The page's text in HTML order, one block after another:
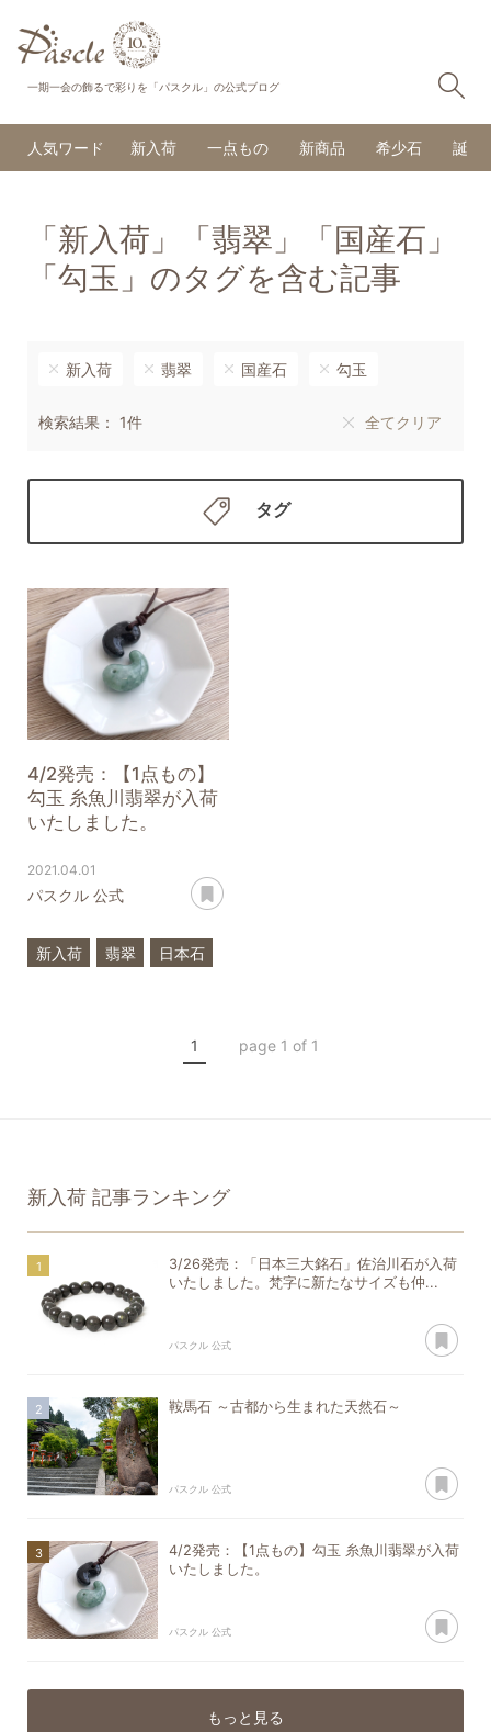
一期一会の飾るで彩りを「パスクル」の公式ブログ
人気ワード 新入荷 一点もの 新商品 希少石 誕生
「新入荷」「翡翠」「国産石」
「勾玉」のタグを含む記事
新入荷 翡翠 国産石 勾玉
検索結果： 1件 全てクリア
タグ
4/2発売：【1点もの】
勾玉 糸魚川翡翠が入荷
いたしました。
2021.04.01
パスクル 公式
新入荷 翡翠
日本石
1 page 1 of 1
新入荷 記事ランキング
3/26発売：「日本三大銘石」佐治川石が入荷
いたしました。梵字に新たなサイズも仲...
パスクル 公式
鞍馬石 ～古都から生まれた天然石～
パスクル 公式
4/2発売：【1点もの】勾玉 糸魚川翡翠が入荷
いたしました。
パスクル 公式
もっと見る